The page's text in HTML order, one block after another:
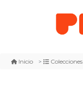
Inicio Colecciones